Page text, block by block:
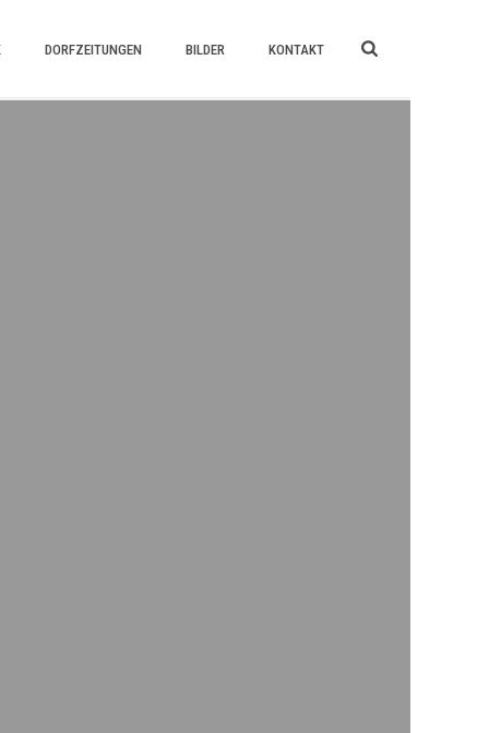
DORFZEITUNGEN BILDER KONTAKT